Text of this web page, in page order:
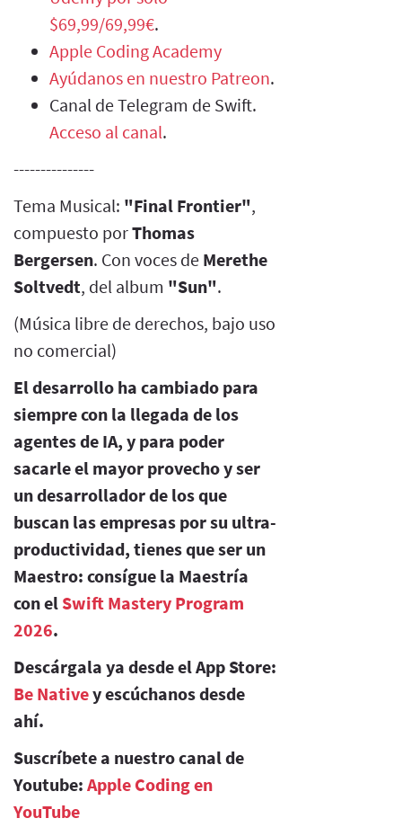
$69,99/69,99€.
Apple Coding Academy
Ayúdanos en nuestro Patreon.
Canal de Telegram de Swift.
Acceso al canal.
---------------
Tema Musical: "Final Frontier",
compuesto porThomas
Bergersen. Con voces de Merethe
Soltvedt, del album "Sun".
(Música libre de derechos, bajo uso
no comercial)
El desarrollo ha cambiado para
siempre con la llegada de los
agentes de IA, y para poder
sacarle el mayor provecho y ser
un desarrollador de los que
buscan las empresas por su ultra-
productividad, tienes que ser un
Maestro: consígue la Maestría
con el Swift Mastery Program
2026.
Descárgala ya desde el App Store:
Be Nativey escúchanos desde
ahí.
Suscríbete a nuestro canal de
Youtube: Apple Coding en
YouTube